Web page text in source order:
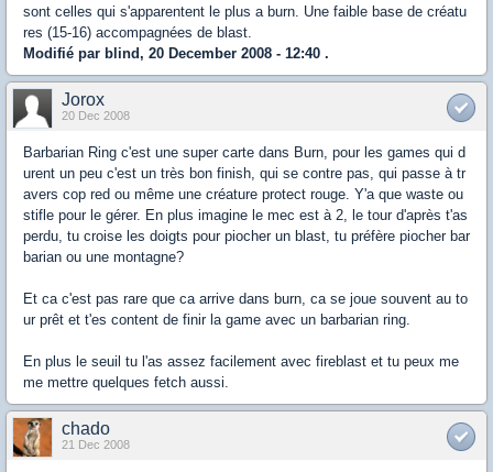
sont celles qui s'apparentent le plus a burn. Une faible base de créatu
res (15-16) accompagnées de blast.
Modifié par blind, 20 December 2008 - 12:40 .
Jorox
20 Dec 2008
Barbarian Ring c'est une super carte dans Burn, pour les games qui d
urent un peu c'est un très bon finish, qui se contre pas, qui passe à tr
avers cop red ou même une créature protect rouge. Y'a que waste ou
stifle pour le gérer. En plus imagine le mec est à 2, le tour d'après t'as
perdu, tu croise les doigts pour piocher un blast, tu préfère piocher bar
barian ou une montagne?
Et ca c'est pas rare que ca arrive dans burn, ca se joue souvent au to
ur prêt et t'es content de finir la game avec un barbarian ring.
En plus le seuil tu l'as assez facilement avec fireblast et tu peux me
me mettre quelques fetch aussi.
chado
21 Dec 2008